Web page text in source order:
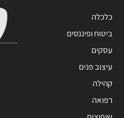
כלכלה
ביטוח ופיננסים
עסקים
עיצוב פנים
קהילה
רפואה